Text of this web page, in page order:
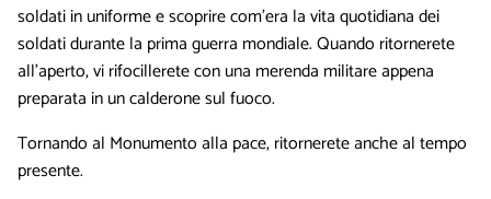
soldati in uniforme e scoprire com'era la vita quotidiana dei
soldati durante la prima guerra mondiale. Quando ritornerete
all'aperto, vi rifocillerete con una merenda militare appena
preparata in un calderone sul fuoco.
Tornando al Monumento alla pace, ritornerete anche al tempo
presente.